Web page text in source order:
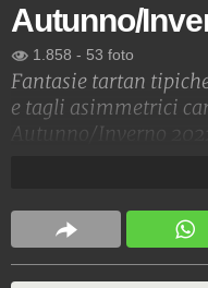
Autunno/
1.858 - 53 foto
Fantasie tartan
e tagli asimmetrici
Autunno/Inverno
Stile e trend
1.515.304.036 1.957